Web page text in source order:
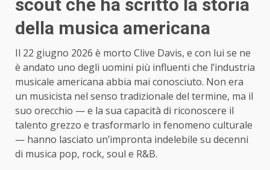
scout che ha scritto la storia
della musica americana
Il 22 giugno 2026 è morto Clive Davis, e con lui se ne
è andato uno degli uomini più influenti che l’industria
musicale americana abbia mai conosciuto. Non era
un musicista nel senso tradizionale del termine, ma il
suo orecchio — e la sua capacità di riconoscere il
talento grezzo e trasformarlo in fenomeno culturale
— hanno lasciato un’impronta indelebile su decenni
di musica pop, rock, soul e R&B.